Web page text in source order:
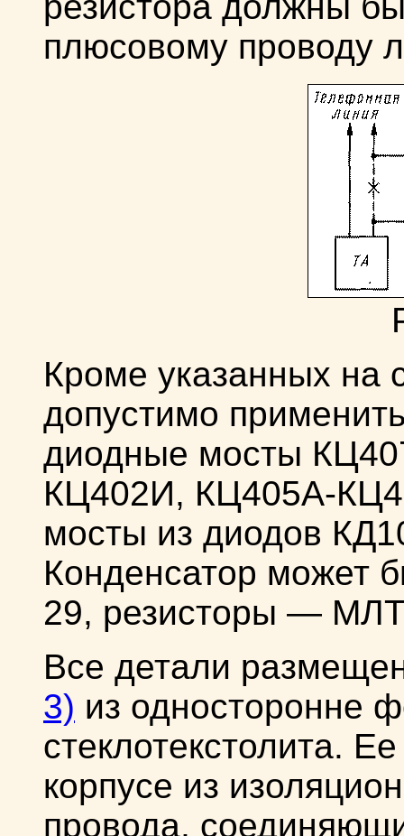
плюсовому проводу
Кроме указанных на
допустимо
диодные мосты
КЦ402И, КЦ405А-
мосты из диодов
Конденсатор может
29, резисторы —
Все детали
3) из односторонне
стеклотекстолита.
корпусе из
провода,